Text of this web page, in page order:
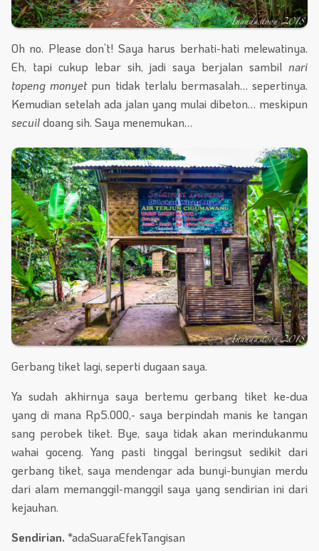
Oh no. Please don’t! Saya harus berhati-hati melewatinya.
Eh, tapi cukup lebar sih, jadi saya berjalan sambil nari
topeng monyetpun tidak terlalu bermasalah… sepertinya.
Kemudian setelah ada jalan yang mulai dibeton… meskipun
secuildoang sih. Saya menemukan…
Gerbang tiket lagi, seperti dugaan saya.
Ya sudah akhirnya saya bertemu gerbang tiket ke-dua
yang di mana Rp5.000,- saya berpindah manis ke tangan
sang perobek tiket. Bye, saya tidak akan merindukanmu
wahai goceng. Yang pasti tinggal beringsut sedikit dari
gerbang tiket, saya mendengar ada bunyi-bunyian merdu
dari alam memanggil-manggil saya yang sendirian ini dari
kejauhan.
Sendirian. *adaSuaraEfekTangisan